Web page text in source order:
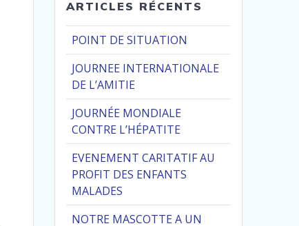
ARTICLES RÉCENTS
POINT DE SITUATION
JOURNEE INTERNATIONALE
DE L’AMITIE
JOURNÉE MONDIALE
CONTRE L’HÉPATITE
EVENEMENT CARITATIF AU
PROFIT DES ENFANTS
MALADES
NOTRE MASCOTTE A UN